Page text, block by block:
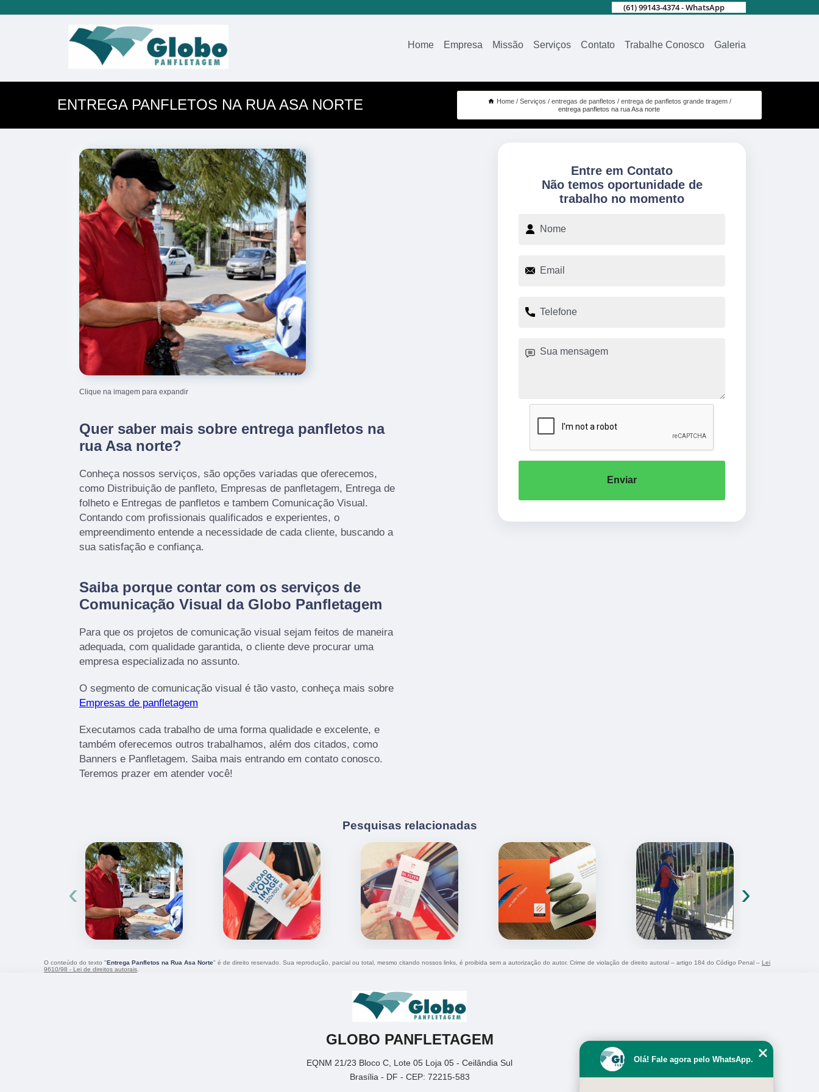
(61) 99143-4374 - WhatsApp
Home Empresa Missão Serviços Contato Trabalhe Conosco Galeria
ENTREGA PANFLETOS NA RUA ASA NORTE Home Serviços entregas de panfletos
entrega de panfletos grande tiragem
entrega panfletos na rua Asa norte
Clique na imagem para expandir
Quer saber mais sobre entrega panfletos na
rua Asa norte?
Conheça nossos serviços, são opções variadas que oferecemos,
como Distribuição de panfleto, Empresas de panfletagem, Entrega de
folheto e Entregas de panfletos e tambem Comunicação Visual.
Contando com profissionais qualificados e experientes, o
empreendimento entende a necessidade de cada cliente, buscando a
sua satisfação e confiança.
Saiba porque contar com os serviços de
Comunicação Visual da Globo Panfletagem
Para que os projetos de comunicação visual sejam feitos de maneira
adequada, com qualidade garantida, o cliente deve procurar uma
empresa especializada no assunto.
O segmento de comunicação visual é tão vasto, conheça mais sobre
Empresas de panfletagem
Executamos cada trabalho de uma forma qualidade e excelente, e
também oferecemos outros trabalhamos, além dos citados, como
Banners e Panfletagem. Saiba mais entrando em contato conosco.
Teremos prazer em atender você!
Entre em Contato
Não temos oportunidade de
trabalho no momento
Enviar
Pesquisas relacionadas
‹ ›
O conteúdo do texto "Entrega Panfletos na Rua Asa Norte" é de direito reservado. Sua reprodução, parcial ou total, mesmo citando nossos links, é proibida sem a autorização do autor. Crime de violação de direito autoral – artigo 184 do Código Penal – Lei
9610/98 - Lei de direitos autorais
GLOBO PANFLETAGEM
EQNM 21/23 Bloco C, Lote 05 Loja 05 - Ceilândia Sul
Brasília - DF - CEP: 72215-583
Olá! Fale agora pelo WhatsApp.